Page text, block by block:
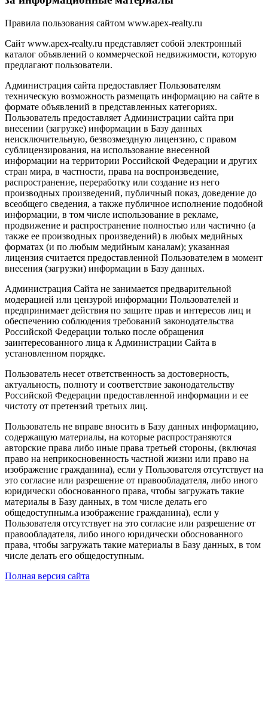
Правила пользования сайтом www.apex-realty.ru
Сайт www.apex-realty.ru представляет собой электронный
каталог объявлений о коммерческой недвижимости, которую
предлагают пользователи.
Администрация сайта предоставляет Пользователям
техническую возможность размещать информацию на сайте в
формате объявлений в представленных категориях.
Пользователь предоставляет Администрации сайта при
внесении (загрузке) информации в Базу данных
неисключительную, безвозмездную лицензию, с правом
сублицензирования, на использование внесенной
информации на территории Российской Федерации и других
стран мира, в частности, права на воспроизведение,
распространение, переработку или создание из него
производных произведений, публичный показ, доведение до
всеобщего сведения, а также публичное исполнение подобной
информации, в том числе использование в рекламе,
продвижение и распространение полностью или частично (а
также ее производных произведений) в любых медийных
форматах (и по любым медийным каналам); указанная
лицензия считается предоставленной Пользователем в момент
внесения (загрузки) информации в Базу данных.
Администрация Сайта не занимается предварительной
модерацией или цензурой информации Пользователей и
предпринимает действия по защите прав и интересов лиц и
обеспечению соблюдения требований законодательства
Российской Федерации только после обращения
заинтересованного лица к Администрации Сайта в
установленном порядке.
Пользователь несет ответственность за достоверность,
актуальность, полноту и соответствие законодательству
Российской Федерации предоставленной информации и ее
чистоту от претензий третьих лиц.
Пользователь не вправе вносить в Базу данных информацию,
содержащую материалы, на которые распространяются
авторские права либо иные права третьей стороны, (включая
право на неприкосновенность частной жизни или право на
изображение гражданина), если у Пользователя отсутствует на
это согласие или разрешение от правообладателя, либо иного
юридически обоснованного права, чтобы загружать такие
материалы в Базу данных, в том числе делать его
общедоступным.а изображение гражданина), если у
Пользователя отсутствует на это согласие или разрешение от
правообладателя, либо иного юридически обоснованного
права, чтобы загружать такие материалы в Базу данных, в том
числе делать его общедоступным.
Полная версия сайта